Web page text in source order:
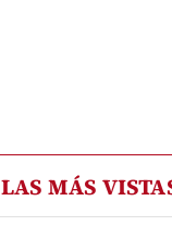
LAS MÁS